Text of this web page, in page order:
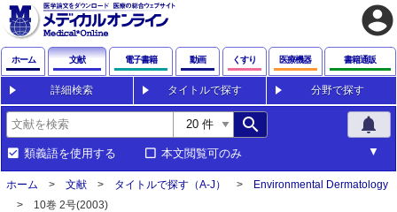
account_circle
ホーム 文献 電子書籍 動画 くすり 医療機器 書籍通販
詳細検索 タイトルで探す 分野で探す
search notifications
類義語を使用する 本文閲覧可のみ
ホーム 文献 タイトルで探す（A-J）
Environmental Dermatology
10巻 2号(2003)